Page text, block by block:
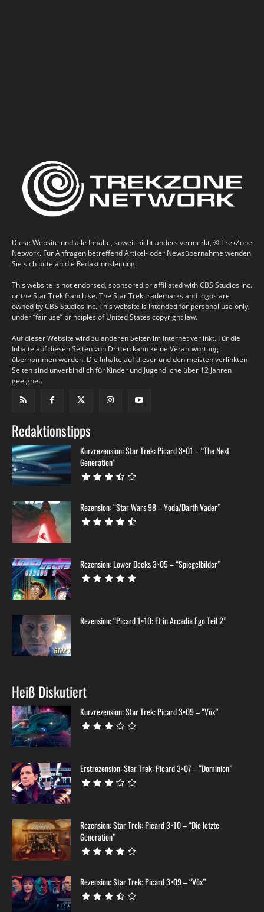
Diese Website und alle Inhalte, soweit nicht anders vermerkt, © TrekZone
Network. Für Anfragen betreffend Artikel- oder Newsübernahme wenden
Sie sich bitte an die Redaktionsleitung.
This website is not endorsed, sponsored or affiliated with CBS Studios Inc.
or the Star Trek franchise. The Star Trek trademarks and logos are
owned by CBS Studios Inc. This website is intended for personal use only,
under “fair use” principles of United States copyright law.
Auf dieser Website wird zu anderen Seiten im Internet verlinkt. Für die
Inhalte auf diesen Seiten von Dritten kann keine Verantwortung
übernommen werden. Die Inhalte auf dieser und den meisten verlinkten
Seiten sind unverbindlich für Kinder und Jugendliche über 12 Jahren
geeignet.
Redaktionstipps
Kurzrezension: Star Trek: Picard 3×01 – “The Next
Generation”
Rezension: “Star Wars 98 – Yoda/Darth Vader”
Rezension: Lower Decks 3×05 – “Spiegelbilder”
Rezension: “Picard 1×10: Et in Arcadia Ego Teil 2”
Heiß Diskutiert
Kurzrezension: Star Trek: Picard 3×09 – “Võx”
Erstrezension: Star Trek: Picard 3×07 – “Dominion”
Rezension: Star Trek: Picard 3×10 – “Die letzte
Generation”
Rezension: Star Trek: Picard 3×09 – “Võx”